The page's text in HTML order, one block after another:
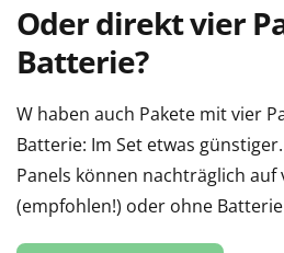
Oder direkt vier
Batterie?
W haben auch Pakete mit vier
Batterie: Im Set etwas
Panels können nachträglich auf
(empfohlen!) oder ohne